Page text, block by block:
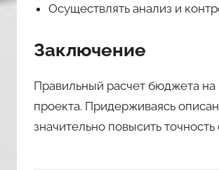
Осуществлять анализ и
Заключение
Правильный расчет бюджета
проекта. Придерживаясь
значительно повысить